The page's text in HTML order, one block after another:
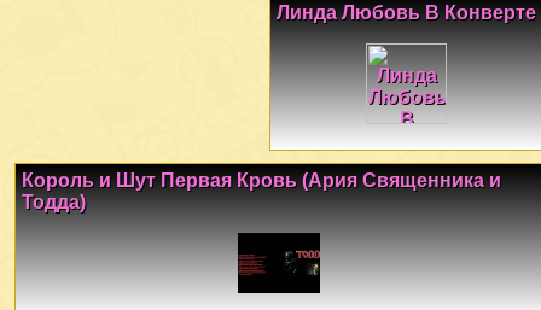
Линда Любовь В Конверте
Король и Шут Первая Кровь (Ария Священника и
Тодда)